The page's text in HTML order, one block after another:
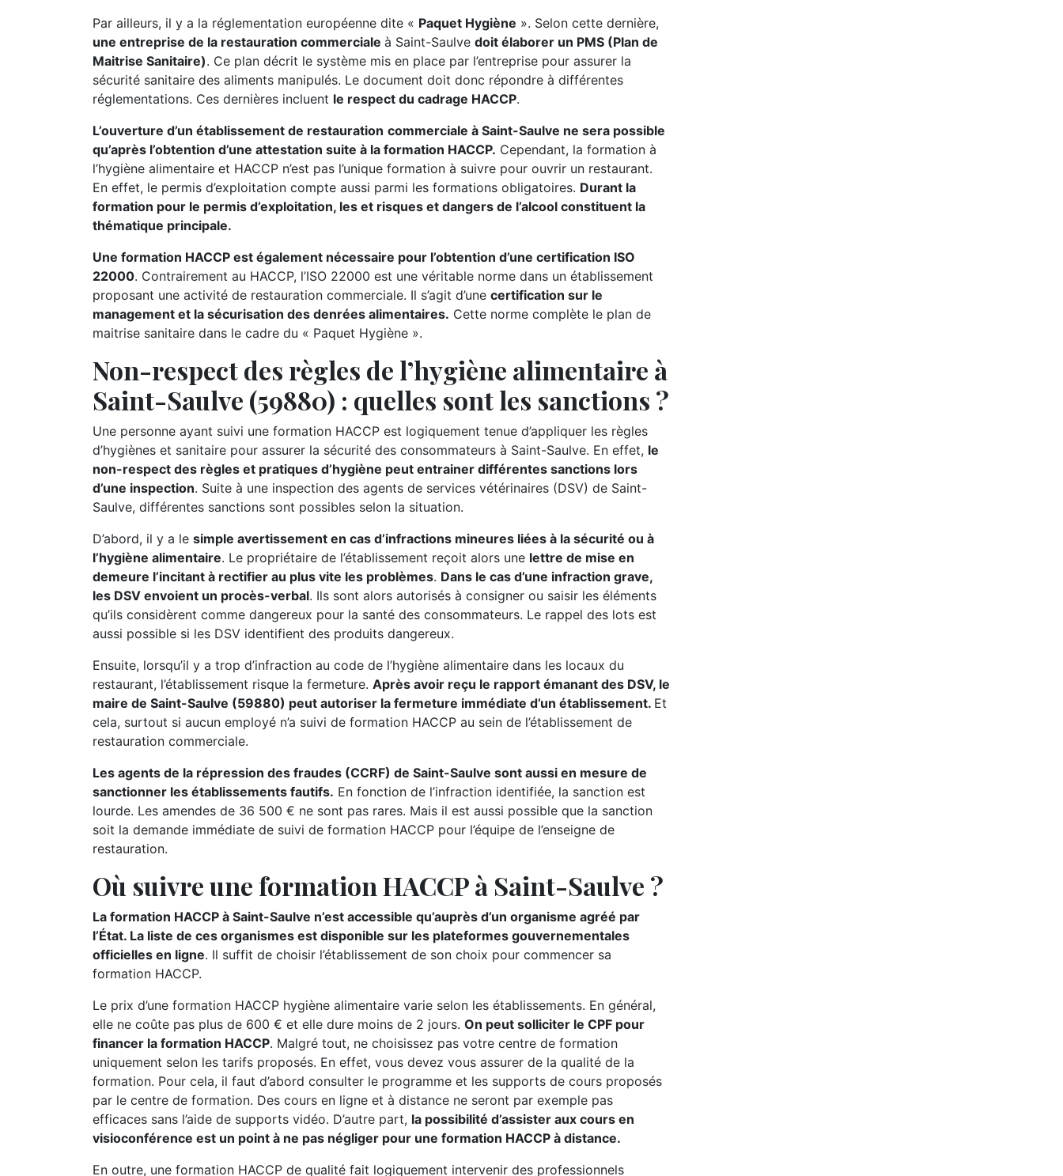
Par ailleurs, il y a la réglementation européenne dite « Paquet Hygiène ». Selon cette dernière,
une entreprise de la restauration commerciale à Saint-Saulve doit élaborer un PMS (Plan de
Maitrise Sanitaire). Ce plan décrit le système mis en place par l’entreprise pour assurer la
sécurité sanitaire des aliments manipulés. Le document doit donc répondre à différentes
réglementations. Ces dernières incluent le respect du cadrage HACCP.
L’ouverture d’un établissement de restauration commerciale à Saint-Saulve ne sera possible
qu’après l’obtention d’une attestation suite à la formation HACCP. Cependant, la formation à
l’hygiène alimentaire et HACCP n’est pas l’unique formation à suivre pour ouvrir un restaurant.
En effet, le permis d’exploitation compte aussi parmi les formations obligatoires. Durant la
formation pour le permis d’exploitation, les et risques et dangers de l’alcool constituent la
thématique principale.
Une formation HACCP est également nécessaire pour l’obtention d’une certification ISO
22000. Contrairement au HACCP, l’ISO 22000 est une véritable norme dans un établissement
proposant une activité de restauration commerciale. Il s’agit d’une certification sur le
management et la sécurisation des denrées alimentaires. Cette norme complète le plan de
maitrise sanitaire dans le cadre du « Paquet Hygiène ».
Non-respect des règles de l’hygiène alimentaire à
Saint-Saulve (59880) : quelles sont les sanctions ?
Une personne ayant suivi une formation HACCP est logiquement tenue d’appliquer les règles
d’hygiènes et sanitaire pour assurer la sécurité des consommateurs à Saint-Saulve. En effet, le
non-respect des règles et pratiques d’hygiène peut entrainer différentes sanctions lors
d’une inspection. Suite à une inspection des agents de services vétérinaires (DSV) de Saint-
Saulve, différentes sanctions sont possibles selon la situation.
D’abord, il y a le simple avertissement en cas d’infractions mineures liées à la sécurité ou à
l’hygiène alimentaire. Le propriétaire de l’établissement reçoit alors une lettre de mise en
demeure l’incitant à rectifier au plus vite les problèmes. Dans le cas d’une infraction grave,
les DSV envoient un procès-verbal. Ils sont alors autorisés à consigner ou saisir les éléments
qu’ils considèrent comme dangereux pour la santé des consommateurs. Le rappel des lots est
aussi possible si les DSV identifient des produits dangereux.
Ensuite, lorsqu’il y a trop d’infraction au code de l’hygiène alimentaire dans les locaux du
restaurant, l’établissement risque la fermeture. Après avoir reçu le rapport émanant des DSV, le
maire de Saint-Saulve (59880) peut autoriser la fermeture immédiate d’un établissement. Et
cela, surtout si aucun employé n’a suivi de formation HACCP au sein de l’établissement de
restauration commerciale.
Les agents de la répression des fraudes (CCRF) de Saint-Saulve sont aussi en mesure de
sanctionner les établissements fautifs. En fonction de l’infraction identifiée, la sanction est
lourde. Les amendes de 36 500 € ne sont pas rares. Mais il est aussi possible que la sanction
soit la demande immédiate de suivi de formation HACCP pour l’équipe de l’enseigne de
restauration.
Où suivre une formation HACCP à Saint-Saulve ?
La formation HACCP à Saint-Saulve n’est accessible qu’auprès d’un organisme agréé par
l’État. La liste de ces organismes est disponible sur les plateformes gouvernementales
officielles en ligne. Il suffit de choisir l’établissement de son choix pour commencer sa
formation HACCP.
Le prix d’une formation HACCP hygiène alimentaire varie selon les établissements. En général,
elle ne coûte pas plus de 600 € et elle dure moins de 2 jours. On peut solliciter le CPF pour
financer la formation HACCP. Malgré tout, ne choisissez pas votre centre de formation
uniquement selon les tarifs proposés. En effet, vous devez vous assurer de la qualité de la
formation. Pour cela, il faut d’abord consulter le programme et les supports de cours proposés
par le centre de formation. Des cours en ligne et à distance ne seront par exemple pas
efficaces sans l’aide de supports vidéo. D’autre part, la possibilité d’assister aux cours en
visioconférence est un point à ne pas négliger pour une formation HACCP à distance.
En outre, une formation HACCP de qualité fait logiquement intervenir des professionnels